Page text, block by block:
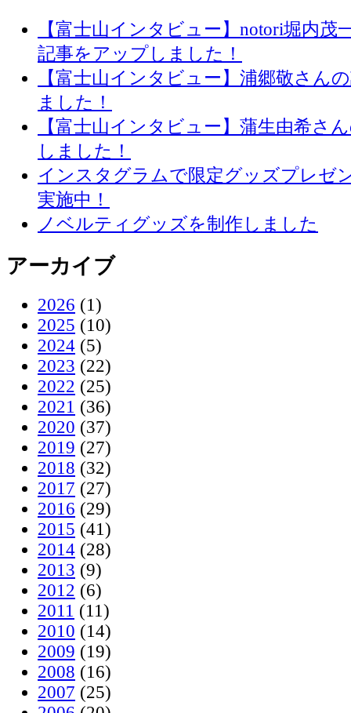
【富士山インタビュー】notori堀内茂
記事をアップしました！
【富士山インタビュー】浦郷敬さん
ました！
【富士山インタビュー】蒲生由希さ
しました！
インスタグラムで限定グッズプレゼ
実施中！
ノベルティグッズを制作しました
アーカイブ
2026 (1)
2025 (10)
2024 (5)
2023 (22)
2022 (25)
2021 (36)
2020 (37)
2019 (27)
2018 (32)
2017 (27)
2016 (29)
2015 (41)
2014 (28)
2013 (9)
2012 (6)
2011 (11)
2010 (14)
2009 (19)
2008 (16)
2007 (25)